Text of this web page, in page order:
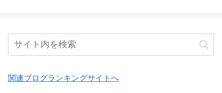
関連ブログランキングサイトへ